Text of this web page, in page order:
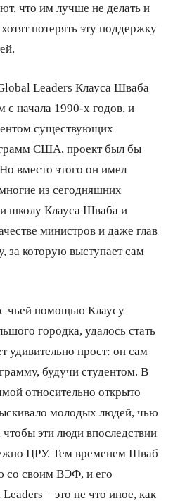
что им лучше не делать и
потерять эту поддержку
Leaders Клауса Шваба
с начала 1990-х годов, и
существующих
США, проект был бы
вместо этого он имел
из сегодняшних
школу Клауса Шваба и
министров и даже глав
за которую выступает сам
чьей помощью Клаусу
городка, удалось стать
удивительно прост: он сам
будучи студентом. В
относительно открыто
молодых людей, чью
эти люди впоследствии
ЦРУ. Тем временем Шваб
со своим ВЭФ, и его
– это не что иное, как